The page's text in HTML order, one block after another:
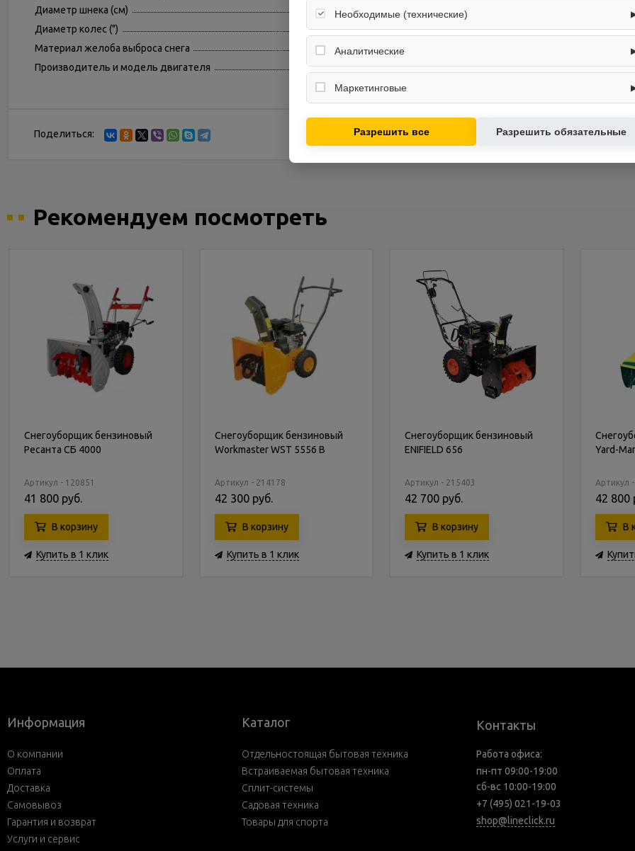
Диаметр шнека (см)
Диаметр колес (")
13
Материал желоба выброса снега
Производитель и модель двигателя
Loncin G200FD
Поделиться:
Рекомендуем посмотреть
Снегоуборщик бензиновый
Ресанта СБ 4000
Артикул - 120851
41 800 руб.
В корзину
Купить в 1 клик
Снегоуборщик бензиновый
Workmaster WST 5556 B
Артикул - 214178
42 300 руб.
В корзину
Купить в 1 клик
Снегоуборщик бензиновый
ENIFIELD 656
Артикул - 215403
42 700 руб.
В корзину
Купить в 1 клик
Yard-
Артикул
42 800
В
Информация
О компании
Оплата
Доставка
Самовывоз
Гарантия и возврат
Услуги и сервис
Каталог
Отдельностоящая бытовая техника
Встраиваемая бытовая техника
Сплит-системы
Садовая техника
Товары для спорта
Контакты
Работа офиса:
пн-пт 09:00-19:00
сб-вс 10:00-19:00
+7 (495) 021-19-03
shop@lineclick.ru
Необходимые (технические)
Обеспечивают корректную работу сайта: оформление заказа, корзина,
вход в личный кабинет. Без них основные функции могут быть
Аналитические
Собирают обезличенную информацию о посещениях и использовании
сайта (например, счётчики аналитики), помогают улучшать интерфейс и
Маркетинговые
Разрешить все Разрешить обязательные